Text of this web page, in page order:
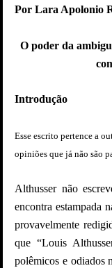
Por Lara Apolonio
O poder da
Introdução
Esse escrito pertence a
opiniões que já não são
Althusser não
encontra estampada
provavelmente
que “Louis
polêmicos e odiados